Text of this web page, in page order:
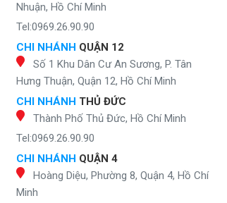
Nhuận, Hồ Chí Minh
Tel:0969.26.90.90
CHI NHÁNH QUẬN 12
Số 1 Khu Dân Cư An Sương, P. Tân
Hưng Thuận, Quận 12, Hồ Chí Minh
CHI NHÁNH THỦ ĐỨC
Thành Phố Thủ Đức, Hồ Chí Minh
Tel:0969.26.90.90
CHI NHÁNH QUẬN 4
Hoàng Diệu, Phường 8, Quận 4, Hồ Chí
Minh